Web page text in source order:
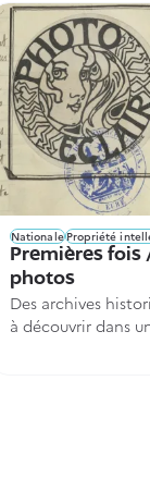
Premières fois
photos
Des archives
à découvrir dans
NationalePropriété